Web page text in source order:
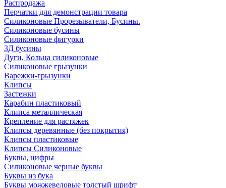
Распродажа
Перчатки для демонстрации товара
Силиконовые Прорезыватели, Бусины.
Силиконовые бусины
Силиконовые фигурки
3Д бусины
Дуги, Кольца силиконовые
Силиконовые грызунки
Варежки-грызунки
Клипсы
Застежки
Карабин пластиковый
Клипса металлическая
Крепление для растяжек
Клипсы деревянные (без покрытия)
Клипсы пластиковые
Клипсы Силиконовые
Буквы, цифры
Силиконовые черные буквы
Буквы из бука
Буквы можжевеловые толстый шрифт